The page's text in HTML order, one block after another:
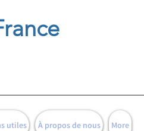
utiles À propos de nous More